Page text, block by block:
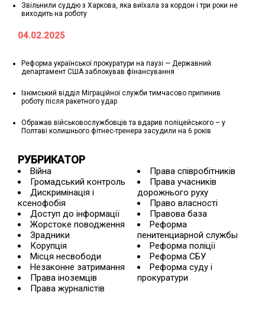
Звільнили суддю з Харкова, яка виїхала за кордон і три роки не
виходить на роботу
04.02.2025
Реформа української прокуратури на паузі — Державний
департамент США заблокував фінансування
Ізюмський відділ Міграційної служби тимчасово припинив
роботу після ракетного удар
Ображав військовослужбовців та вдарив поліцейського – у
Полтаві колишнього фітнес-тренера засудили на 6 років
РУБРИКАТОР
Війна
Громадський контроль
Дискримінація і
ксенофобія
Доступ до інформації
Жорстоке поводження
Зрадники
Корупція
Місця несвободи
Незаконне затримання
Права іноземців
Права журналістів
Права співробітників
Права учасників
дорожнього руху
Право власності
Правова база
Реформа
пенитенциарной службы
Реформа поліції
Реформа СБУ
Реформа суду і
прокуратури